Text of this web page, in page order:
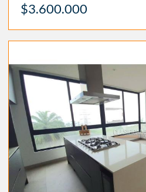
$3.600.000